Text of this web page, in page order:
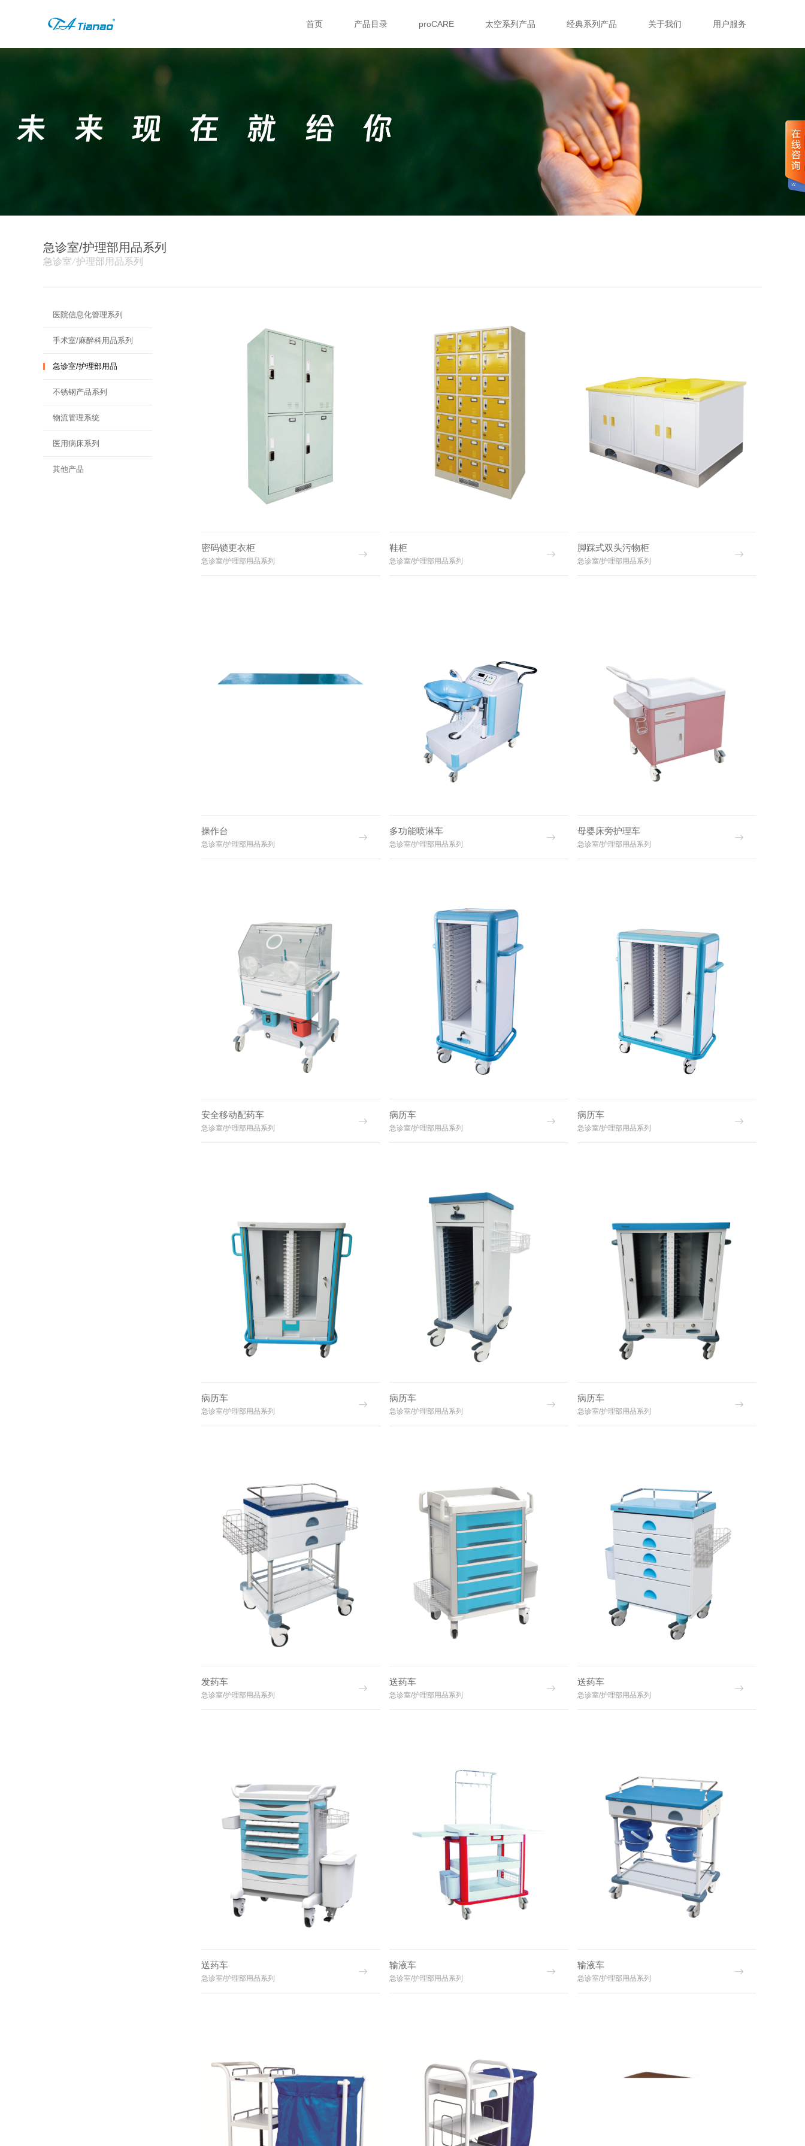
首页 产品目录 proCARE 太空系列产品 经典系列产品 关于我们 用户服务
急诊室/护理部用品系列
急诊室/护理部用品系列
医院信息化管理系列
手术室/麻醉科用品系列
急诊室/护理部用品
不锈钢产品系列
物流管理系统
医用病床系列
其他产品
密码锁更衣柜
急诊室/护理部用品系列
鞋柜
急诊室/护理部用品系列
脚踩式双头污物柜
急诊室/护理部用品系列
操作台
急诊室/护理部用品系列
多功能喷淋车
急诊室/护理部用品系列
母婴床旁护理车
急诊室/护理部用品系列
安全移动配药车
急诊室/护理部用品系列
病历车
急诊室/护理部用品系列
病历车
急诊室/护理部用品系列
病历车
急诊室/护理部用品系列
病历车
急诊室/护理部用品系列
病历车
急诊室/护理部用品系列
发药车
急诊室/护理部用品系列
送药车
急诊室/护理部用品系列
送药车
急诊室/护理部用品系列
送药车
急诊室/护理部用品系列
输液车
急诊室/护理部用品系列
输液车
急诊室/护理部用品系列